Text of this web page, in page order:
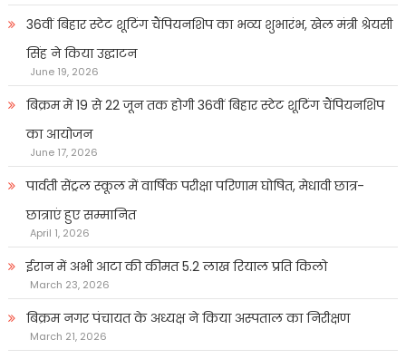
36वीं बिहार स्टेट शूटिंग चैंपियनशिप का भव्य शुभारंभ, खेल मंत्री श्रेयसी
सिंह ने किया उद्घाटन
June 19, 2026
बिक्रम में 19 से 22 जून तक होगी 36वीं बिहार स्टेट शूटिंग चैंपियनशिप
का आयोजन
June 17, 2026
पार्वती सेंट्रल स्कूल में वार्षिक परीक्षा परिणाम घोषित, मेधावी छात्र-
छात्राएं हुए सम्मानित
April 1, 2026
ईरान में अभी आटा की कीमत 5.2 लाख रियाल प्रति किलो
March 23, 2026
बिक्रम नगर पंचायत के अध्यक्ष ने किया अस्पताल का निरीक्षण
March 21, 2026